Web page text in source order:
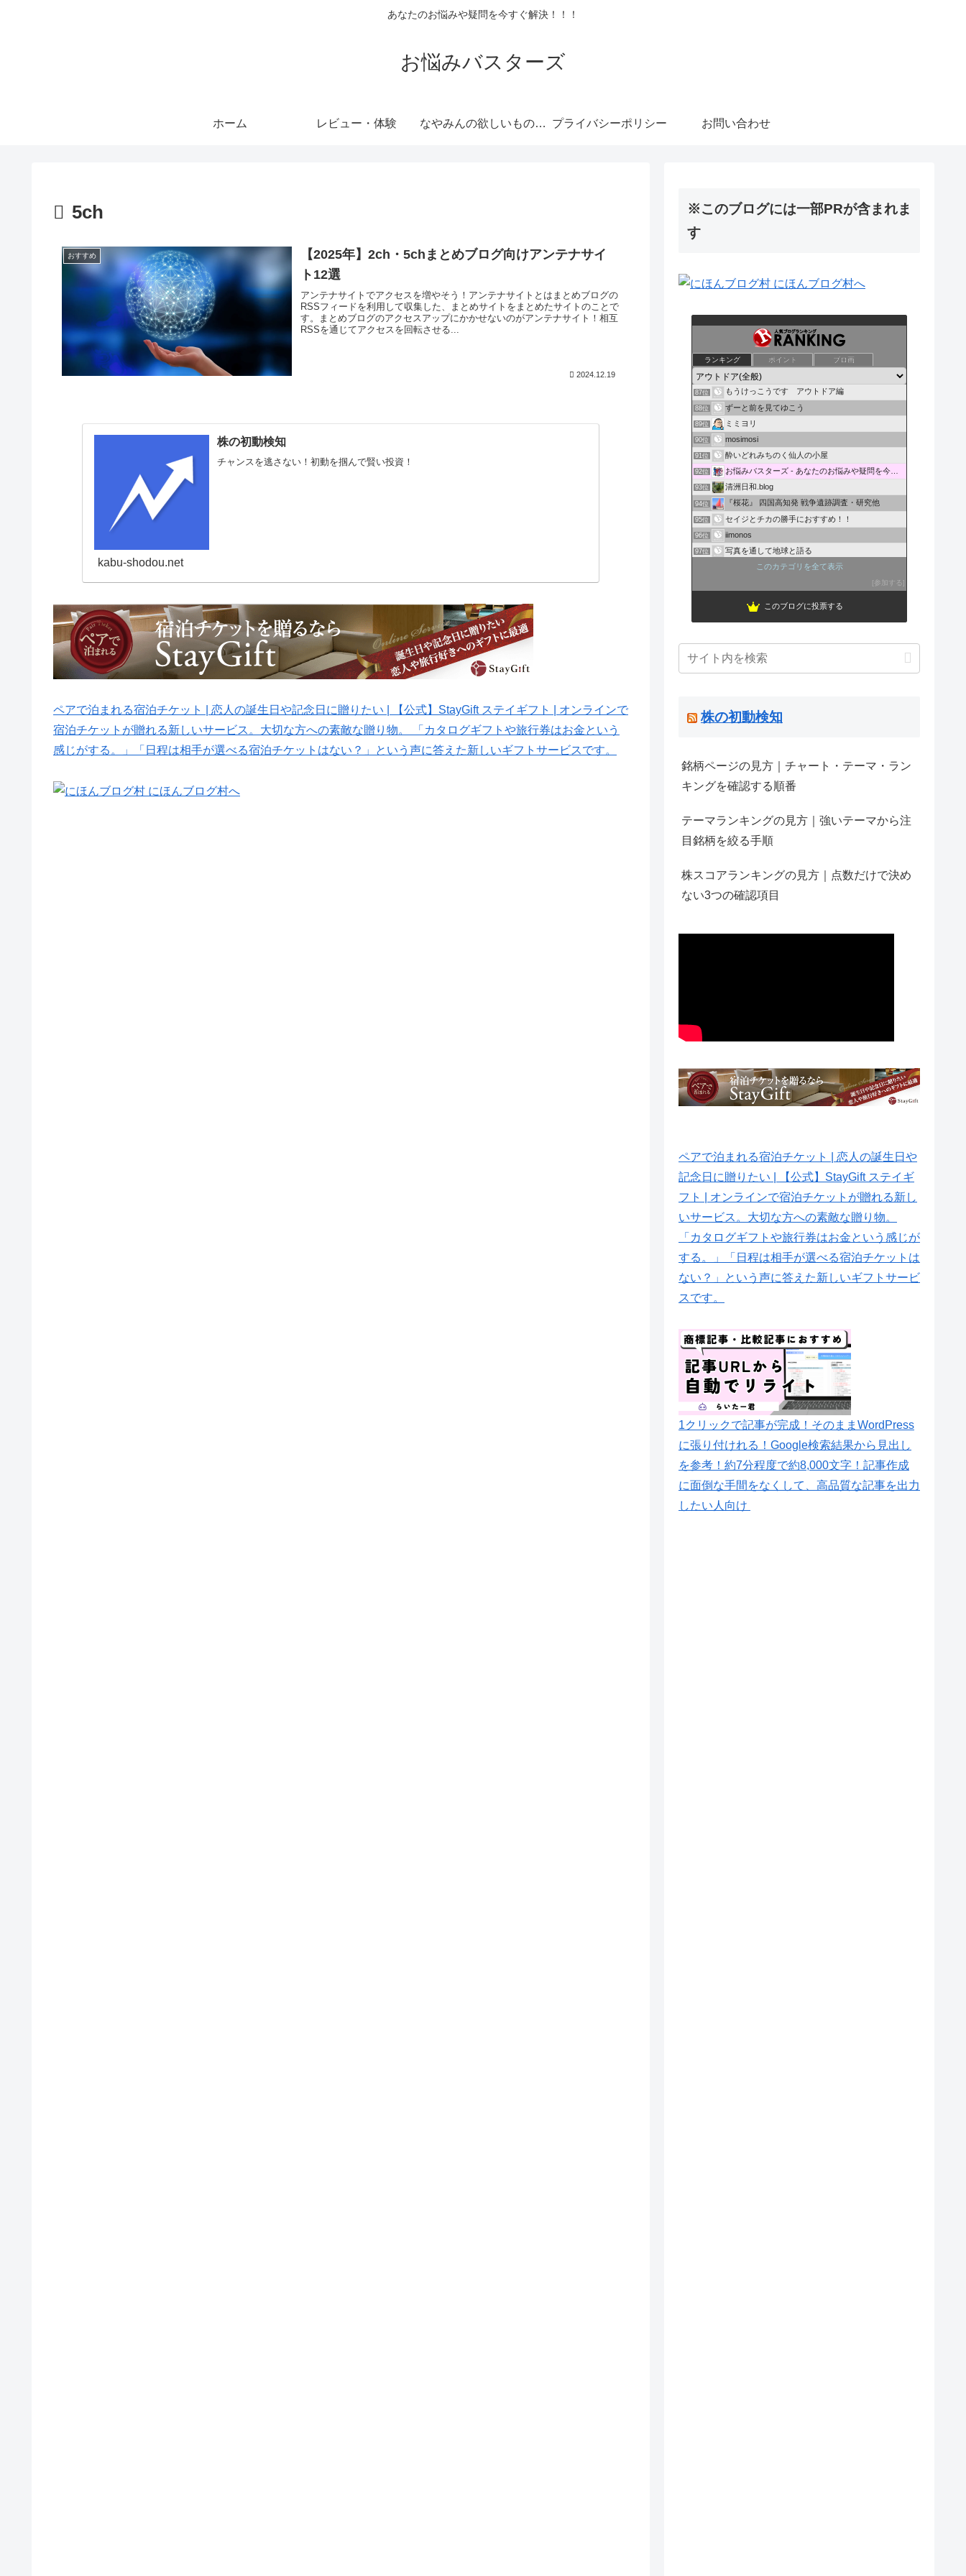
あなたのお悩みや疑問を今すぐ解決！！！
お悩みバスターズ
ホーム レビュー・体験 なやみんの欲しいものランキング プライバシーポリシー お問い合わせ
5ch
おすすめ
【2025年】2ch・5chまとめブログ向けアンテナサイ
ト12選
アンテナサイトでアクセスを増やそう！アンテナサイトとはまとめブログの
RSSフィードを利用して収集した、まとめサイトをまとめたサイトのことで
す。まとめブログのアクセスアップにかかせないのがアンテナサイト！相互
RSSを通じてアクセスを回転させる...
2024.12.19
株の初動検知
チャンスを逃さない！初動を掴んで賢い投資！
kabu-shodou.net
ペアで泊まれる宿泊チケット | 恋人の誕生日や記念日に贈りたい | 【公式】StayGift ステイギフト | オンラインで
宿泊チケットが贈れる新しいサービス。大切な方への素敵な贈り物。 「カタログギフトや旅行券はお金という
感じがする。」「日程は相手が選べる宿泊チケットはない？」という声に答えた新しいギフトサービスです。
※このブログには一部PRが含まれま
す
ランキング ポイント ブロ画
85位 JET DE GO!!
86位 ビークル
87位 もうけっこうです アウトドア編
88位 ずーと前を見てゆこう
89位 ミミヨリ
90位 mosimosi
91位 酔いどれみちのく仙人の小屋
92位 お悩みバスターズ - あなたのお悩みや疑問を今すぐ解決！
93位 清洲日和.blog
94位 『桜花』 四国高知発 戦争遺跡調査・研究他
95位 セイジとチカの勝手におすすめ！！
96位 iimonos
97位 写真を通して地球と語る
テニス大好きこのカテゴリを全て表示
参加する
このブログに投票する
株の初動検知
銘柄ページの見方｜チャート・テーマ・ラン
キングを確認する順番
テーマランキングの見方｜強いテーマから注
目銘柄を絞る手順
株スコアランキングの見方｜点数だけで決め
ない3つの確認項目
ペアで泊まれる宿泊チケット | 恋人の誕生日や
記念日に贈りたい | 【公式】StayGift ステイギ
フト | オンラインで宿泊チケットが贈れる新し
いサービス。大切な方への素敵な贈り物。
「カタログギフトや旅行券はお金という感じが
する。」「日程は相手が選べる宿泊チケットは
ない？」という声に答えた新しいギフトサービ
スです。
1クリックで記事が完成！そのままWordPress
に張り付けれる！Google検索結果から見出し
を参考！約7分程度で約8,000文字！記事作成
に面倒な手間をなくして、高品質な記事を出力
したい人向け